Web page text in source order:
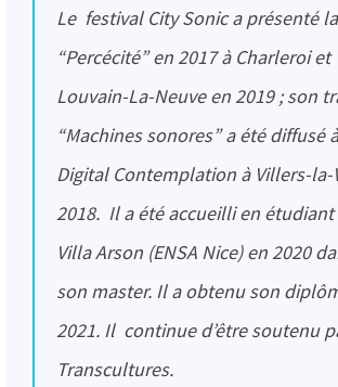
Le festival City Sonic a présenté
“Percécité” en 2017 à Charleroi et
Louvain-La-Neuve en 2019 ; son
“Machines sonores” a été diffusé
Digital Contemplation à Villers-la-
2018. Il a été accueilli en étudiant
Villa Arson (ENSA Nice) en 2020
son master. Il a obtenu son
2021. Il continue d’être soutenu
Transcultures.